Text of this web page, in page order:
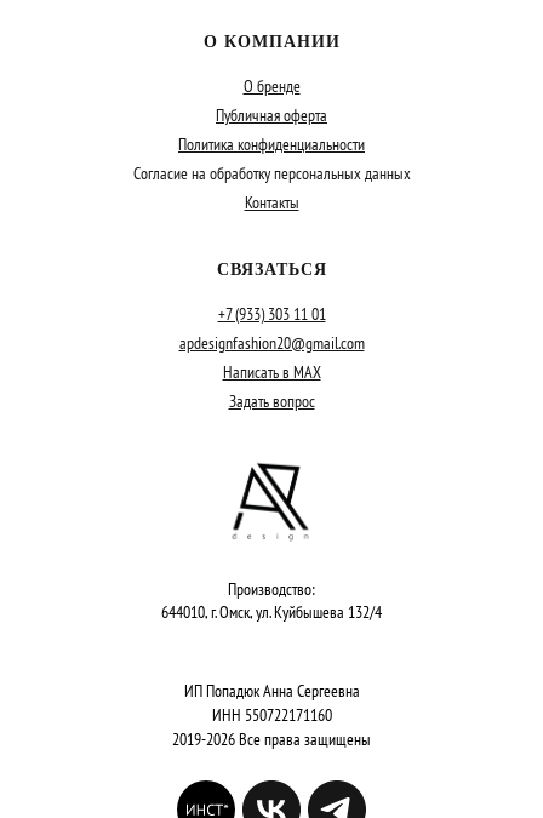
О КОМПАНИИ
О бренде
Публичная оферта
Политика конфиденциальности
Согласие на обработку персональных данных
Контакты
СВЯЗАТЬСЯ
+7 (933) 303 11 01
apdesignfashion20@gmail.com
Написать в MAX
Задать вопрос
Производство:
644010, г. Омск, ул. Куйбышева 132/4
ИП Попадюк Анна Сергеевна
ИНН 550722171160
2019-2026 Все права защищены